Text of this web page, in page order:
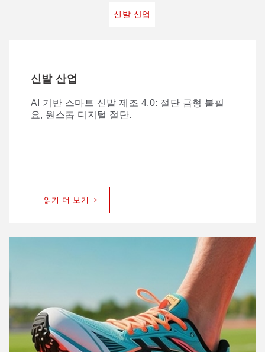
신발 산업
신발 산업
AI 기반 스마트 신발 제조 4.0: 절단 금형 불필
요, 원스톱 디지털 절단.
읽기 더 보기